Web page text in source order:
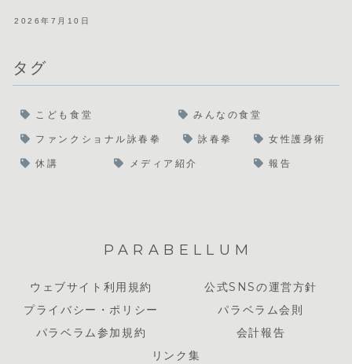
2026年7月10日
タグ
こども食堂 みんなの食堂
ファンクショナル詠春拳 詠春拳 女性護身術
休講 メディア紹介 報告
PARABELLUM
ウェブサイト利用規約
公式SNSの運営方針
プライバシー・ポリシー
パラベラム会則
パラベラム参加規約
会計報告
リンク集